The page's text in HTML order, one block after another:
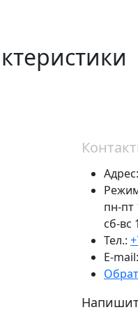
Адрес:
пн-пт
сб-вс
Тел.:
E-mail: